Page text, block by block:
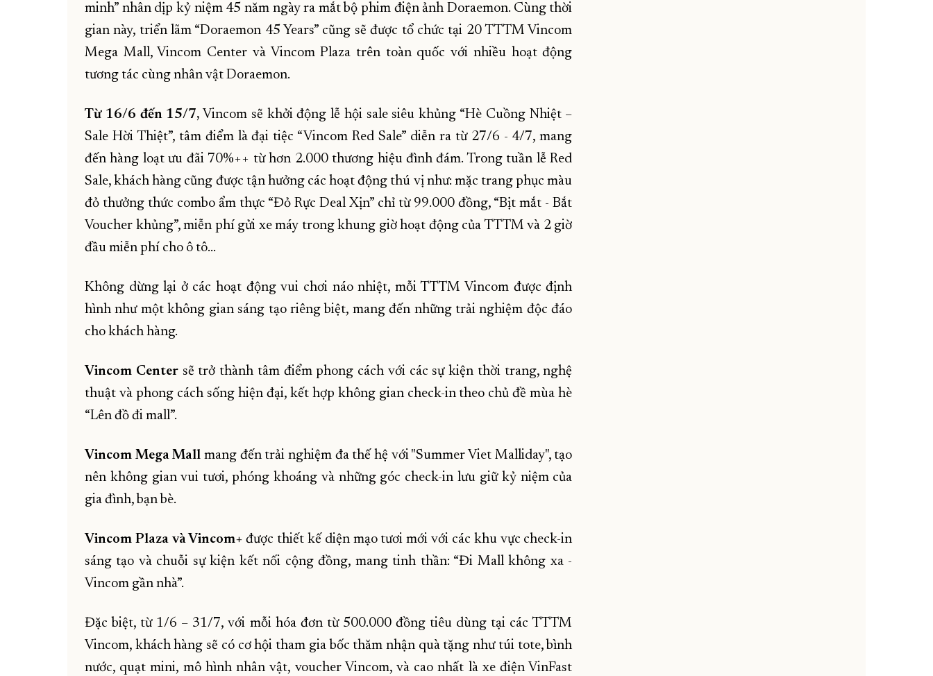
minh” nhân dịp kỷ niệm 45 năm ngày ra mắt bộ phim điện ảnh Doraemon. Cùng thời
gian này, triển lãm “Doraemon 45 Years” cũng sẽ được tổ chức tại 20 TTTM Vincom
Mega Mall, Vincom Center và Vincom Plaza trên toàn quốc với nhiều hoạt động
tương tác cùng nhân vật Doraemon.
Từ 16/6 đến 15/7, Vincom sẽ khởi động lễ hội sale siêu khủng “Hè Cuồng Nhiệt –
Sale Hời Thiệt”, tâm điểm là đại tiệc “Vincom Red Sale” diễn ra từ 27/6 - 4/7, mang
đến hàng loạt ưu đãi 70%++ từ hơn 2.000 thương hiệu đình đám. Trong tuần lễ Red
Sale, khách hàng cũng được tận hưởng các hoạt động thú vị như: mặc trang phục màu
đỏ thưởng thức combo ẩm thực “Đỏ Rực Deal Xịn” chỉ từ 99.000 đồng, “Bịt mắt - Bắt
Voucher khủng”, miễn phí gửi xe máy trong khung giờ hoạt động của TTTM và 2 giờ
đầu miễn phí cho ô tô…
Không dừng lại ở các hoạt động vui chơi náo nhiệt, mỗi TTTM Vincom được định
hình như một không gian sáng tạo riêng biệt, mang đến những trải nghiệm độc đáo
cho khách hàng.
Vincom Centersẽ trở thành tâm điểm phong cách với các sự kiện thời trang, nghệ
thuật và phong cách sống hiện đại, kết hợp không gian check-in theo chủ đề mùa hè
“Lên đồ đi mall”.
Vincom Mega Mall mang đến trải nghiệm đa thế hệ với "Summer Viet Malliday", tạo
nên không gian vui tươi, phóng khoáng và những góc check-in lưu giữ kỷ niệm của
gia đình, bạn bè.
Vincom Plaza và Vincom+ được thiết kế diện mạo tươi mới với các khu vực check-in
sáng tạo và chuỗi sự kiện kết nối cộng đồng, mang tinh thần: “Đi Mall không xa -
Vincom gần nhà”.
Đặc biệt, từ 1/6 – 31/7, với mỗi hóa đơn từ 500.000 đồng tiêu dùng tại các TTTM
Vincom, khách hàng sẽ có cơ hội tham gia bốc thăm nhận quà tặng như túi tote, bình
nước, quạt mini, mô hình nhân vật, voucher Vincom, và cao nhất là xe điện VinFast